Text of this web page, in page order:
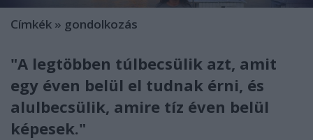
Címkék » gondolkozás
"A legtöbben túlbecsülik azt, amit
egy éven belül el tudnak érni, és
alulbecsülik, amire tíz éven belül
képesek."